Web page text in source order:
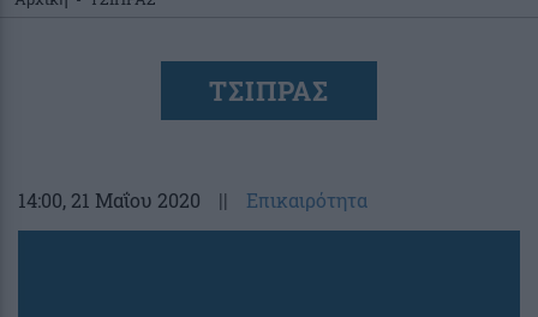
ΤΣΙΠΡΑΣ
14:00, 21 Μαΐου 2020 || Επικαιρότητα